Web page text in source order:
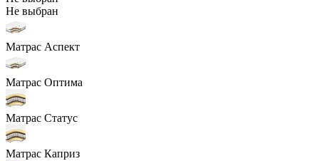
Не выбран
Матрас Аспект
Матрас Оптима
Матрас Статус
Матрас Каприз